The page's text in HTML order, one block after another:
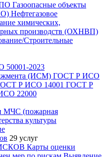
Газоопасные объекты
Нефтегазовое
химических,
производств (ОХНВП)
Строительные
2023
(ИСМ) ГОСТ Р ИСО
Р ИСО 14001 ГОСТ Р
22000
МЧС (пожарная
культуры
29 услуг
Карты оценки